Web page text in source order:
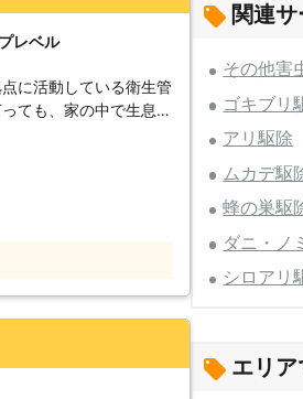
レベル
に活動している衛生管
ても、家の中で生息す
だしどの害虫にもいえ
駆除は早めの対処が肝
駆除
チ・アシナガバチ）
す。大きな被害が出る
します。 ●害虫
やダニ・ノミなどの害
に抵抗性を持ったネッ
関連
その他害
ゴキブリ
アリ駆除
ムカデ駆
蜂の巣駆
ダニ・ノ
シロアリ
エリ